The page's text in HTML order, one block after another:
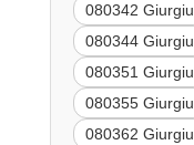
080342 Giurgiu
080344 Giurgiu
080351 Giurgiu
080355 Giurgiu
080362 Giurgiu